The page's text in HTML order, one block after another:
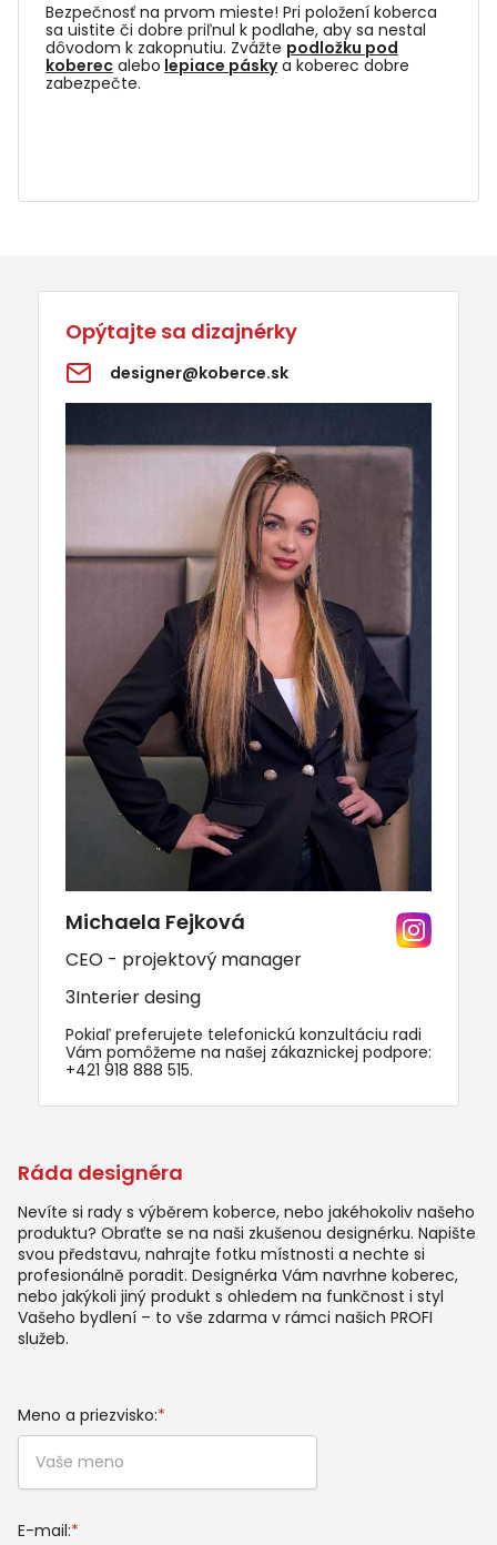
Bezpečnosť na prvom mieste! Pri položení koberca
sa uistite či dobre priľnul k podlahe, aby sa nestal
dôvodom k zakopnutiu. Zvážte podložku pod
koberec alebo lepiace páskya koberec dobre
zabezpečte.
Ráda designéra
Nevíte si rady s výběrem koberce, nebo jakéhokoliv našeho
produktu? Obraťte se na naši zkušenou designérku. Napište
svou představu, nahrajte fotku místnosti a nechte si
profesionálně poradit. Designérka Vám navrhne koberec,
nebo jakýkoli jiný produkt s ohledem na funkčnost i styl
Vašeho bydlení – to vše zdarma v rámci našich PROFI
služeb.
Meno a priezvisko:*
E-mail:*
Opýtajte sa dizajnérky
designer@koberce.sk
Michaela Fejková
CEO - projektový manager
3Interier desing
Pokiaľ preferujete telefonickú konzultáciu radi
Vám pomôžeme na našej zákaznickej podpore:
+421 918 888 515.